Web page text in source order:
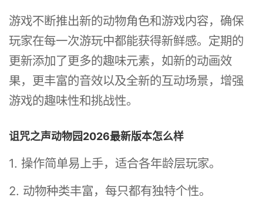
游戏不断推出新的动物角色和游戏内容，确保
玩家在每一次游玩中都能获得新鲜感。定期的
更新添加了更多的趣味元素，如新的动画效
果，更丰富的音效以及全新的互动场景，增强
游戏的趣味性和挑战性。
诅咒之声动物园2026最新版本怎么样
1. 操作简单易上手，适合各年龄层玩家。
2. 动物种类丰富，每只都有独特个性。